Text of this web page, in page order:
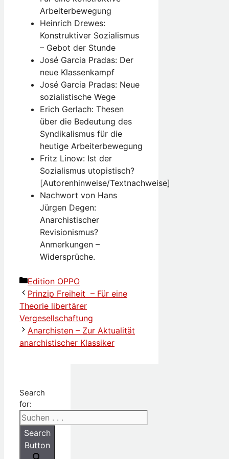
Arbeiterbewegung
Heinrich Drewes:
Konstruktiver Sozialismus
– Gebot der Stunde
José Garcia Pradas: Der
neue Klassenkampf
José Garcia Pradas: Neue
sozialistische Wege
Erich Gerlach: Thesen
über die Bedeutung des
Syndikalismus für die
heutige Arbeiterbewegung
Fritz Linow: Ist der
Sozialismus utopistisch?
[Autorenhinweise/Textnachweise]
Nachwort von Hans
Jürgen Degen:
Anarchistischer
Revisionismus?
Anmerkungen –
Widersprüche.
Kategorien
Edition OPPO
Prinzip Freiheit – Für eine
Theorie libertärer
Vergesellschaftung
Anarchisten – Zur Aktualität
anarchistischer Klassiker
Search
for:
Search
Button